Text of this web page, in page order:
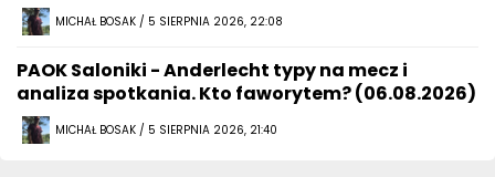
MICHAŁ BOSAK / 5 SIERPNIA 2026, 22:08
PAOK Saloniki - Anderlecht typy na mecz i
analiza spotkania. Kto faworytem? (06.08.2026)
MICHAŁ BOSAK / 5 SIERPNIA 2026, 21:40